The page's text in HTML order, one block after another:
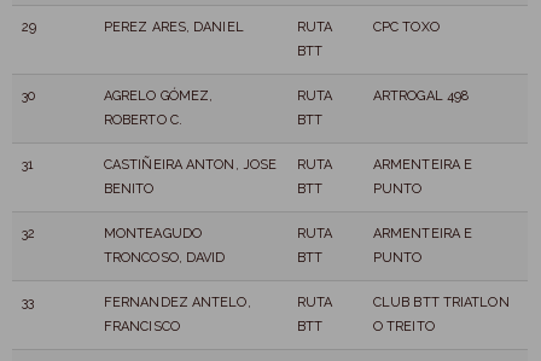
29 PEREZ ARES, DANIEL
RUTA
BTT
CPC TOXO
30
AGRELO GÓMEZ,
ROBERTO C.
RUTA
BTT
ARTROGAL 498
31
CASTIÑEIRA ANTON, JOSE
BENITO
RUTA
BTT
ARMENTEIRA E
PUNTO
32
MONTEAGUDO
TRONCOSO, DAVID
RUTA
BTT
ARMENTEIRA E
PUNTO
33
FERNANDEZ ANTELO,
FRANCISCO
RUTA
BTT
CLUB BTT TRIATLON
O TREITO